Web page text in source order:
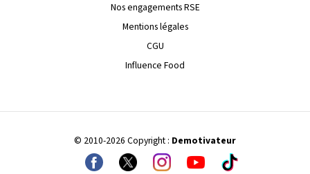
Nos engagements RSE
Mentions légales
CGU
Influence Food
© 2010-2026 Copyright : Demotivateur